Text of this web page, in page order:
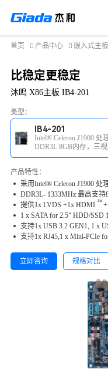
首页 产品中心 嵌入式主板
比稳定更稳定
沐鸣 X86主板 IB4-201
类型：
IB4-201
Intel® Celeron J1900 处
DDR3L 8GB内存，三
口输出
产品特性：
采用Intel® Celeron J1900 处
DDR3L- 1333MHz 最高支持
提供1x LVDS +1x HDMI ™
1 x SATA for 2.5“ HDD/SSD
支持1x USB 3.2 GEN1, 1 x
支持1x RJ45,1 x Mini-PCIe
立即咨询 规格对比